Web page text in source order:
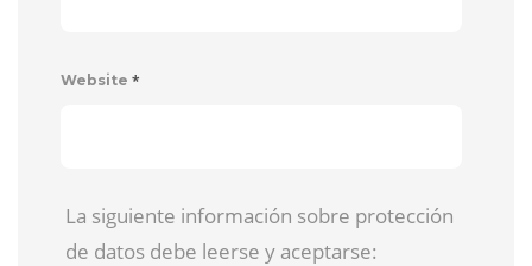
Website *
La siguiente información sobre protección
de datos debe leerse y aceptarse: